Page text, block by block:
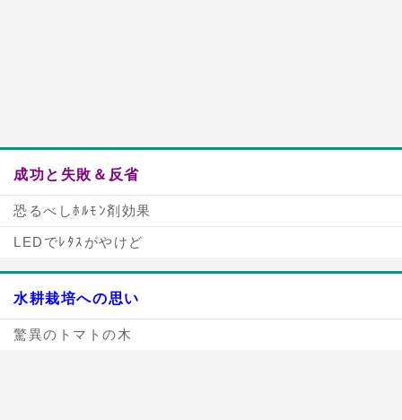
成功と失敗＆反省
恐るべしﾎﾙﾓﾝ剤効果
LEDでﾚﾀｽがやけど
水耕栽培への思い
驚異のトマトの木